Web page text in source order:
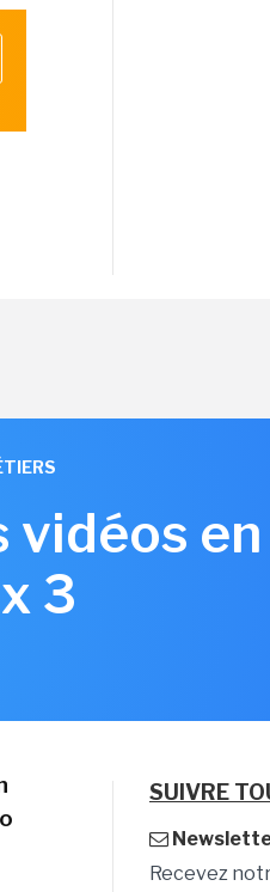
vidéos
3
SUIVRE
Recevez